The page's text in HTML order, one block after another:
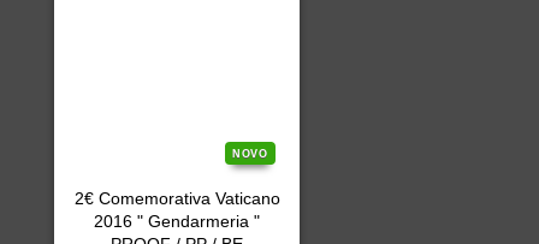
NOVO
2€ Comemorativa Vaticano
2016 " Gendarmeria "